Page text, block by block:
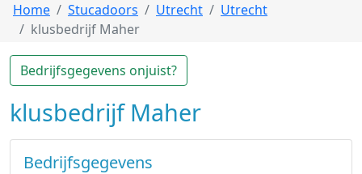
Home Stucadoors Utrecht
Utrecht
klusbedrijf Maher
Bedrijfsgegevens onjuist?
klusbedrijf Maher
Bedrijfsgegevens